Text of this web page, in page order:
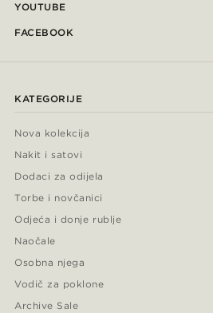
YOUTUBE
FACEBOOK
KATEGORIJE
Nova kolekcija
Nakit i satovi
Dodaci za odijela
Torbe i novčanici
Odjeća i donje rublje
Naočale
Osobna njega
Vodič za poklone
Archive Sale